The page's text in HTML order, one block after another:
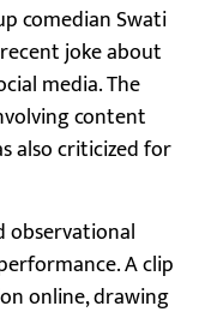
comedian Swati
joke about
media. The
content
also criticized for
observational
A clip
online, drawing